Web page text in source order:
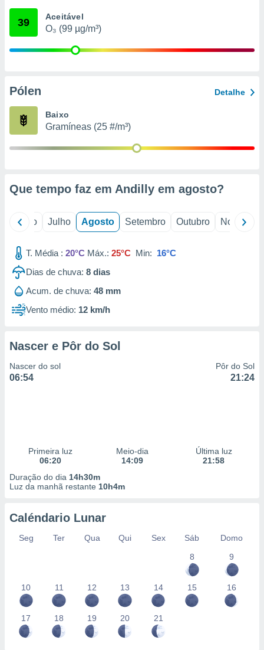
através
estudos
1199
39 Aceitável
O₃ (99 µg/m³)
Pólen Detalhe
Baixo
Gramíneas (25 #/m³)
Que tempo faz em Andilly em agosto?
Junho Julho Agosto Setembro Outubro Novembro
T. Média : 20°C Máx.: 25°C Min: 16°C
Dias de chuva: 8 dias
Acum. de chuva: 48 mm
Vento médio: 12 km/h
Nascer e Pôr do Sol
Nascer do sol
06:54
Pôr do Sol
21:24
Primeira luz
06:20
Meio-dia
14:09
Última luz
21:58
Duração do dia 14h30m
Luz da manhã restante 10h4m
Caléndario Lunar
Seg Ter Qua Qui Sex Sáb
Domo
8
9
10 11 12 13 14 15 16
17 18 19 20 21